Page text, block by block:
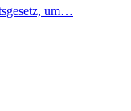
um…